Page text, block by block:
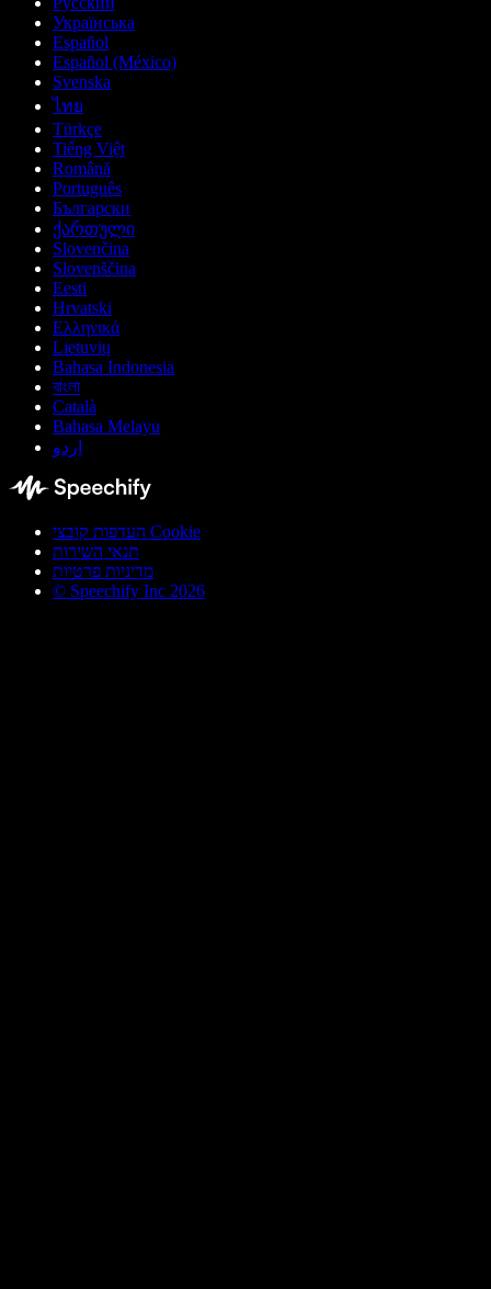
Українська
Español
Español (México)
Svenska
ไทย
Türkçe
Tiếng Việt
Română
Português
Български
ქართული
Slovenčina
Slovenščina
Eesti
Hrvatski
Ελληνικά
Lietuvių
Bahasa Indonesia
বাংলা
Català
Bahasa Melayu
اردو
העדפות קובצי Cookie
תנאי השירות
מדיניות פרטיות
© Speechify Inc 2026